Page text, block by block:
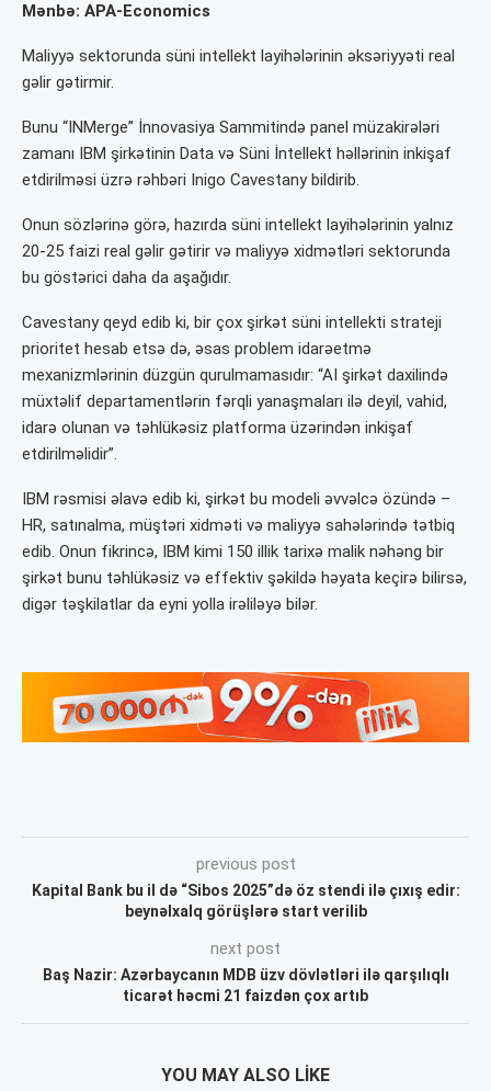
Mənbə: APA-Economics
Maliyyə sektorunda süni intellekt layihələrinin əksəriyyəti real
gəlir gətirmir.
Bunu “INMerge” İnnovasiya Sammitində panel müzakirələri
zamanı IBM şirkətinin Data və Süni İntellekt həllərinin inkişaf
etdirilməsi üzrə rəhbəri Inigo Cavestany bildirib.
Onun sözlərinə görə, hazırda süni intellekt layihələrinin yalnız
20-25 faizi real gəlir gətirir və maliyyə xidmətləri sektorunda
bu göstərici daha da aşağıdır.
Cavestany qeyd edib ki, bir çox şirkət süni intellekti strateji
prioritet hesab etsə də, əsas problem idarəetmə
mexanizmlərinin düzgün qurulmamasıdır: “AI şirkət daxilində
müxtəlif departamentlərin fərqli yanaşmaları ilə deyil, vahid,
idarə olunan və təhlükəsiz platforma üzərindən inkişaf
etdirilməlidir”.
IBM rəsmisi əlavə edib ki, şirkət bu modeli əvvəlcə özündə –
HR, satınalma, müştəri xidməti və maliyyə sahələrində tətbiq
edib. Onun fikrincə, IBM kimi 150 illik tarixə malik nəhəng bir
şirkət bunu təhlükəsiz və effektiv şəkildə həyata keçirə bilirsə,
digər təşkilatlar da eyni yolla irəliləyə bilər.
previous post
Kapital Bank bu il də “Sibos 2025”də öz stendi ilə çıxış edir:
beynəlxalq görüşlərə start verilib
next post
Baş Nazir: Azərbaycanın MDB üzv dövlətləri ilə qarşılıqlı
ticarət həcmi 21 faizdən çox artıb
YOU MAY ALSO LIKE